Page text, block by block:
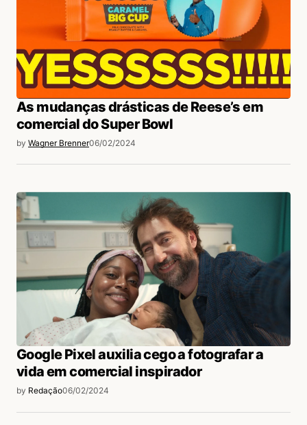
As mudanças drásticas de Reese’s em
comercial do Super Bowl
by Wagner Brenner06/02/2024
Google Pixel auxilia cego a fotografar a
vida em comercial inspirador
by Redação06/02/2024